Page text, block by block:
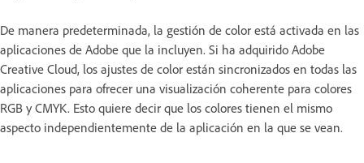
De manera predeterminada, la gestión de color está activada en las
aplicaciones de Adobe que la incluyen. Si ha adquirido Adobe
Creative Cloud, los ajustes de color están sincronizados en todas las
aplicaciones para ofrecer una visualización coherente para colores
RGB y CMYK. Esto quiere decir que los colores tienen el mismo
aspecto independientemente de la aplicación en la que se vean.